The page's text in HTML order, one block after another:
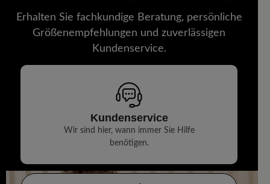
Erhalten Sie fachkundige Beratung, persönliche
Größenempfehlungen und zuverlässigen
Kundenservice.
Kundenservice
Wir sind hier, wann immer Sie Hilfe
benötigen.